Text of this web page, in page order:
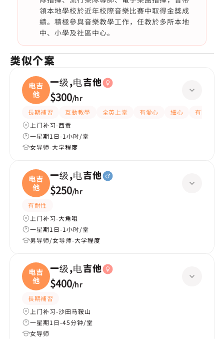
領本地學校於近年校際音樂比賽中取得金獎成
績。積極參與音樂教學工作，任教於多所本地
中、小學及社區中心。
类似个案
电吉
他
一级,电吉他
$300/hr
長期補習 互動教學 全英上堂 有愛心 細心
有耐性
上门补习-西贡
一星期1日-1小时/堂
女导师-大学程度
电吉
他
一级,电吉他
$250/hr
有耐性
上门补习-大角咀
一星期1日-1小时/堂
男导师/女导师-大学程度
电吉
他
一级,电吉他
$400/hr
長期補習
上门补习-沙田马鞍山
一星期1日-45分钟/堂
女导师